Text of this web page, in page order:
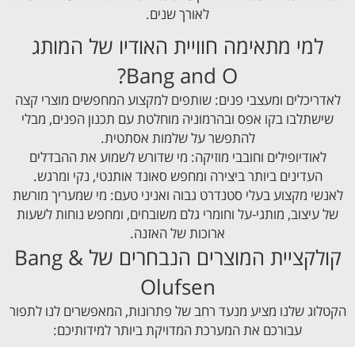
לאורך שנים.
למי מתאימה חוויית האודיו של המותג
Bang and O?
לאדריכלים ומעצבי פנים: שותפים למקצוע המחפשים מוצרי קצה
שישתלבו בקו אפס ובהרמוניה מוחלטת עם תכנון הפנים, מבלי
להתפשר על שלמות אסתטית.
לאודיופילים וחובבי מוזיקה: מי שדורש לשמוע את ההבדלים
העדינים ביותר ביצירה ומחפש סאונד אותנטי, נקי ומרגש.
לאנשי מקצוע בעלי סטנדרט גבוה ואניני טעם: מי שמעריך מורשת
של עיצוב, מותגי-על וחומרי גלם משובחים, ומחפש נוחות לשעות
ארוכות של האזנה.
קולקציית המוצרים הנבחרים של Bang &
Olufsen
הקטלוג שלנו מציע מנעד רחב של פתרונות, המאפשרים לנו לתפור
עבורכם את המערכת המדויקת ביותר למידותיכם: